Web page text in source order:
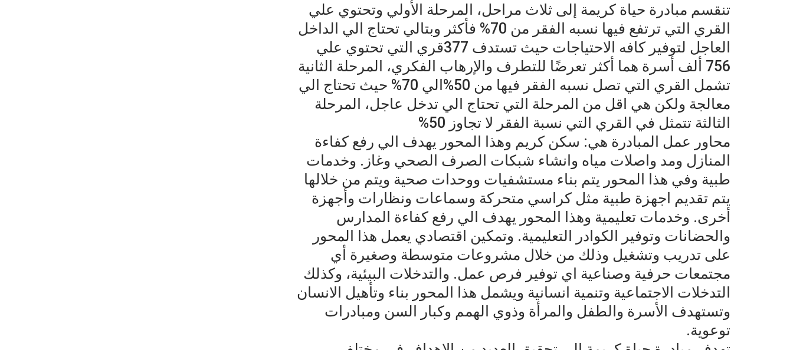
تنقسم مبادرة حياة كريمة إلى ثلاث مراحل، المرحلة الأولي وتحتوي علي
القري التي ترتفع فيها نسبه الفقر من 70% فأكثر وبتالي تحتاج الي الداخل
العاجل لتوفير كافه الاحتياجات حيث تستدف 377قري التي تحتوي علي
756 ألف أسرة هما أكثر تعرضًا للتطرف والإرهاب الفكري، المرحلة الثانية
تشمل القري التي تصل نسبه الفقر فيها من 50%الي 70% حيث تحتاج الي
معالجة ولكن هي اقل من المرحلة التي تحتاج الي تدخل عاجل، المرحلة
الثالثة تتمثل في القري التي نسبة الفقر لا تجاوز 50%
محاور عمل المبادرة هي: سكن كريم وهذا المحور يهدف الي رفع كفاءة
المنازل ومد واصلات مياه وانشاء شبكات الصرف الصحي وغاز. وخدمات
طبية وفي هذا المحور يتم بناء مستشفيات ووحدات صحية ويتم من خلالها
يتم تقديم اجهزة طبية مثل كراسي متحركة وسماعات ونظارات وأجهزة
أخرى. وخدمات تعليمية وهذا المحور يهدف الي رفع كفاءة المدارس
والحضانات وتوفير الكوادر التعليمية. وتمكين اقتصادي يعمل هذا المحور
على تدريب وتشغيل وذلك من خلال مشروعات متوسطة وصغيرة أي
مجتمعات حرفية وصناعية اي توفير فرص عمل. والتدخلات البيئية، وكذلك
التدخلات الاجتماعية وتنمية انسانية ويشمل هذا المحور بناء وتأهيل الانسان
وتستهدف الأسرة والطفل والمرأة وذوي الهمم وكبار السن ومبادرات
توعوية.